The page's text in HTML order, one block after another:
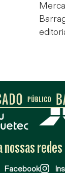
nossas
Facebook